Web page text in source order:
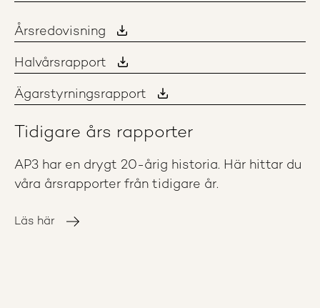
Årsredovisning
Halvårsrapport
Ägarstyrningsrapport
Tidigare års rapporter
AP3 har en drygt 20-årig historia. Här hittar du
våra årsrapporter från tidigare år.
Läs här